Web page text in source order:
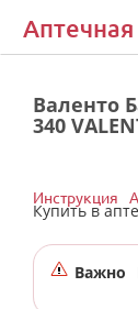
Валенто
340
Купить в
Инструкция
Важно